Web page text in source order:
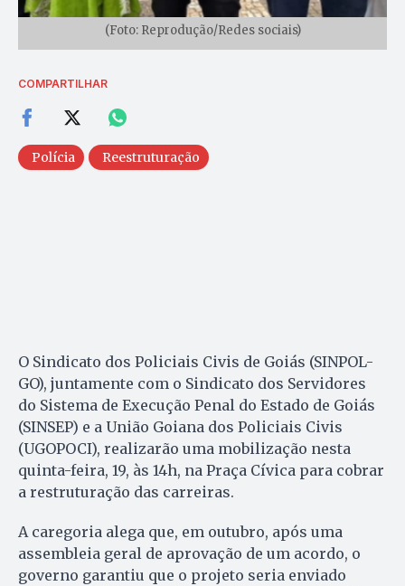
(Foto: Reprodução/Redes sociais)
COMPARTILHAR
Polícia Reestruturação
O Sindicato dos Policiais Civis de Goiás (SINPOL-
GO), juntamente com o Sindicato dos Servidores
do Sistema de Execução Penal do Estado de Goiás
(SINSEP) e a União Goiana dos Policiais Civis
(UGOPOCI), realizarão uma mobilização nesta
quinta-feira, 19, às 14h, na Praça Cívica para cobrar
a restruturação das carreiras.
A caregoria alega que, em outubro, após uma
assembleia geral de aprovação de um acordo, o
governo garantiu que o projeto seria enviado